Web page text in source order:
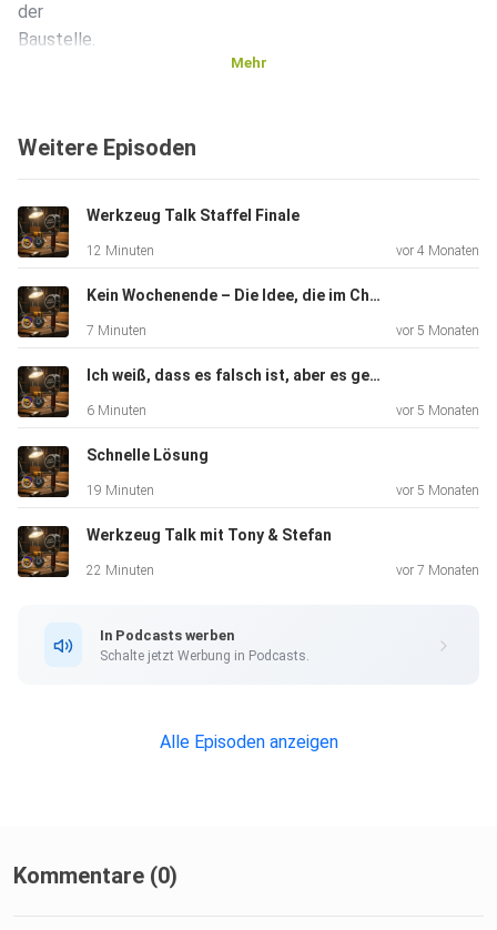
der
Baustelle.
Mehr
Weitere Episoden
Werkzeug Talk Staffel Finale
12 Minuten vor 4 Monaten
Kein Wochenende – Die Idee, die im Chaos endet
7 Minuten vor 5 Monaten
Ich weiß, dass es falsch ist, aber es geht schneller
6 Minuten vor 5 Monaten
Schnelle Lösung
19 Minuten vor 5 Monaten
Werkzeug Talk mit Tony & Stefan
22 Minuten vor 7 Monaten
In Podcasts werben
Schalte jetzt Werbung in Podcasts.
Alle Episoden anzeigen
Kommentare (0)